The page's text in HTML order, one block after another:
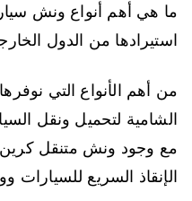
ما هي أهم أنواع ونش
استيرادها من الدول
من أهم الأنواع التي
الشامية لتحميل ونقل
مع وجود ونش متنقل كرين
الإنقاذ السريع